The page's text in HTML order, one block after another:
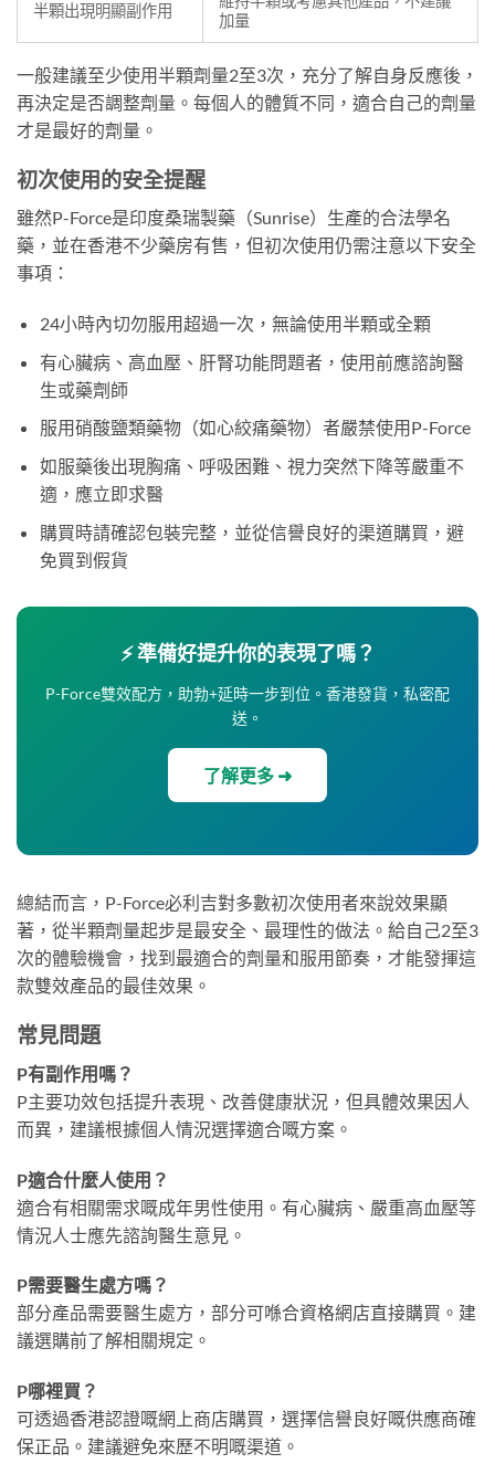
半顆出現明顯副作用
加量
一般建議至少使用半顆劑量2至3次，充分了解自身反應後，
再決定是否調整劑量。每個人的體質不同，適合自己的劑量
才是最好的劑量。
初次使用的安全提醒
雖然P-Force是印度桑瑞製藥（Sunrise）生產的合法學名
藥，並在香港不少藥房有售，但初次使用仍需注意以下安全
事項：
24小時內切勿服用超過一次，無論使用半顆或全顆
有心臟病、高血壓、肝腎功能問題者，使用前應諮詢醫
生或藥劑師
服用硝酸鹽類藥物（如心絞痛藥物）者嚴禁使用P-Force
如服藥後出現胸痛、呼吸困難、視力突然下降等嚴重不
適，應立即求醫
購買時請確認包裝完整，並從信譽良好的渠道購買，避
免買到假貨
⚡ 準備好提升你的表現了嗎？
P-Force雙效配方，助勃+延時一步到位。香港發貨，私密配
送。
了解更多 ➜
總結而言，P-Force必利吉對多數初次使用者來說效果顯
著，從半顆劑量起步是最安全、最理性的做法。給自己2至3
次的體驗機會，找到最適合的劑量和服用節奏，才能發揮這
款雙效產品的最佳效果。
常見問題
P有副作用嗎？
P主要功效包括提升表現、改善健康狀況，但具體效果因人
而異，建議根據個人情況選擇適合嘅方案。
P適合什麼人使用？
適合有相關需求嘅成年男性使用。有心臟病、嚴重高血壓等
情況人士應先諮詢醫生意見。
P需要醫生處方嗎？
部分產品需要醫生處方，部分可喺合資格網店直接購買。建
議選購前了解相關規定。
P哪裡買？
可透過香港認證嘅網上商店購買，選擇信譽良好嘅供應商確
保正品。建議避免來歷不明嘅渠道。